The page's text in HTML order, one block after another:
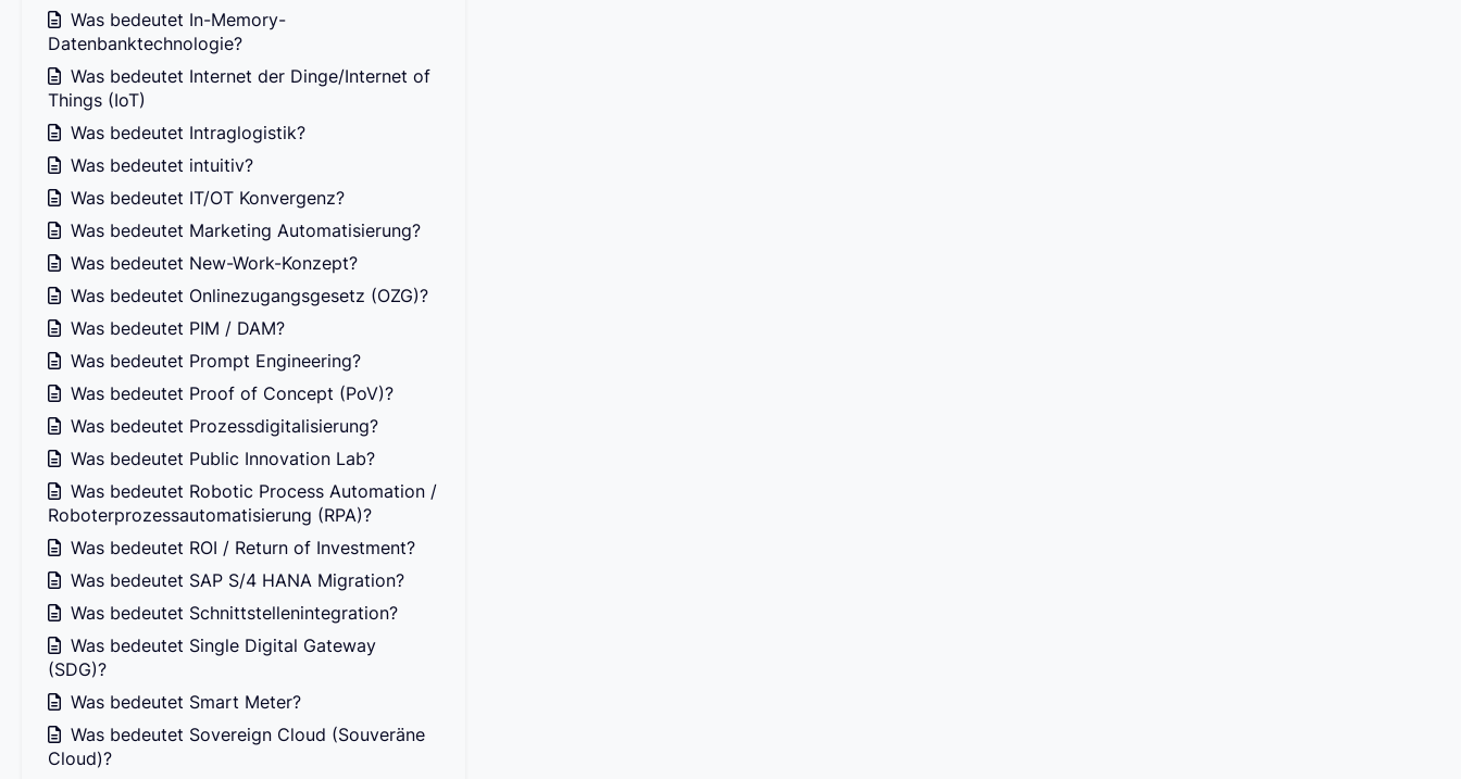
Was bedeutet In-Memory-
Datenbanktechnologie?
Was bedeutet Internet der Dinge/Internet of
Things (IoT)
Was bedeutet Intraglogistik?
Was bedeutet intuitiv?
Was bedeutet IT/OT Konvergenz?
Was bedeutet Marketing Automatisierung?
Was bedeutet New-Work-Konzept?
Was bedeutet Onlinezugangsgesetz (OZG)?
Was bedeutet PIM / DAM?
Was bedeutet Prompt Engineering?
Was bedeutet Proof of Concept (PoV)?
Was bedeutet Prozessdigitalisierung?
Was bedeutet Public Innovation Lab?
Was bedeutet Robotic Process Automation /
Roboterprozessautomatisierung (RPA)?
Was bedeutet ROI / Return of Investment?
Was bedeutet SAP S/4 HANA Migration?
Was bedeutet Schnittstellenintegration?
Was bedeutet Single Digital Gateway
(SDG)?
Was bedeutet Smart Meter?
Was bedeutet Sovereign Cloud (Souveräne
Cloud)?